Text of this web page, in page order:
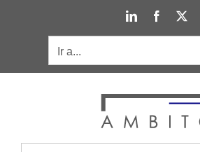
contenido
LinkedInFacebook
Ir a...